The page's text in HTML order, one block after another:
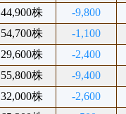
44,900株
-9,800
54,700株
-1,100
29,600株
-2,400
55,800株
-9,400
32,000株
-2,600